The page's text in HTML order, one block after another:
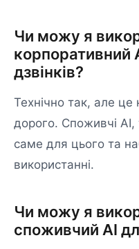
Чи можу я
корпоративний
дзвінків?
Технічно так, але це
дорого. Споживчі AI,
саме для цього та
використанні.
Чи можу я
споживчий AI